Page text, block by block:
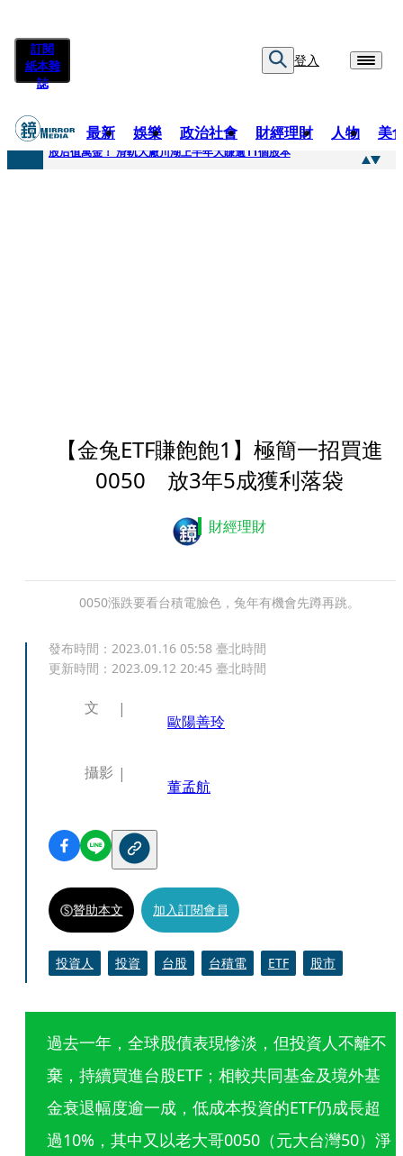
訂閱
紙本雜
誌
登入
最新 娛樂 政治社會 財經理財 人物 美
快訊
股后值萬金！ 滑軌大廠川湖上半年大賺逾11個股本
【金兔ETF賺飽飽1】極簡一招買進
0050 放3年5成獲利落袋
財經理財
0050漲跌要看台積電臉色，兔年有機會先蹲再跳。
發布時間： 2023.01.16 05:58 臺北時間
更新時間： 2023.09.12 20:45 臺北時間
文
歐陽善玲
攝影
董孟航
贊助本文 加入訂閱會員
投資人 投資 台股 台積電 ETF 股市
過去一年，全球股債表現慘淡，但投資人不離不
棄，持續買進台股ETF；相較共同基金及境外基
金衰退幅度逾一成，低成本投資的ETF仍成長超
過10%，其中又以老大哥0050（元大台灣50）淨